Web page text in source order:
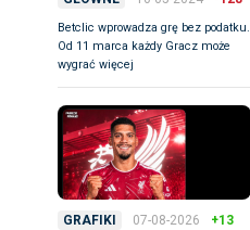
Betclic wprowadza grę bez podatku.
Od 11 marca każdy Gracz może
wygrać więcej
GRAFIKI 07-08-2026 +13